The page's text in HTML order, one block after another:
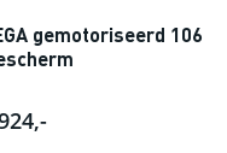
gemotoriseerd 106